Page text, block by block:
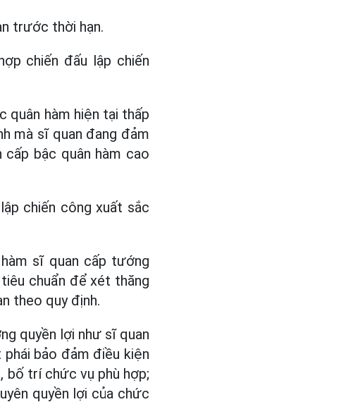
trước thời hạn.
chiến đấu lập chiến
quân hàm hiện tại thấp
mà sĩ quan đang đảm
bậc quân hàm cao
chiến công xuất sắc
sĩ quan cấp tướng
chuẩn để xét thăng
theo quy định.
quyền lợi như­­ sĩ quan
bảo đảm điều kiện
bố trí chức vụ phù hợp;
quyền lợi của chức